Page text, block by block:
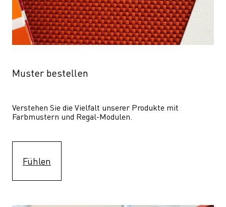
Muster bestellen
Verstehen Sie die Vielfalt unserer Produkte mit
Farbmustern und Regal-Modulen.
Fühlen